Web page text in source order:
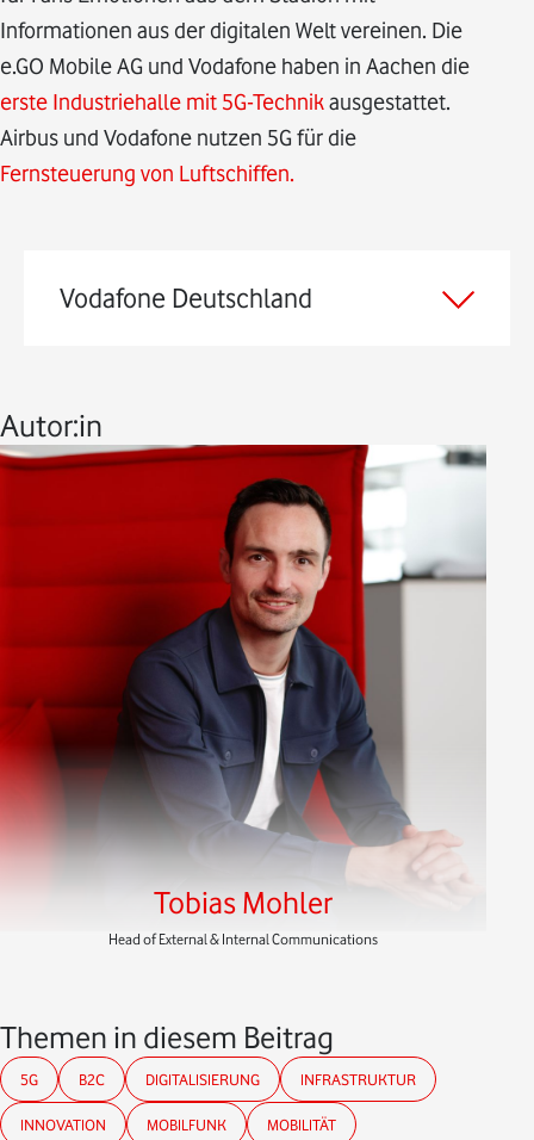
Informationen aus der digitalen Welt vereinen. Die
e.GO Mobile AG und Vodafone haben in Aachen die
erste Industriehalle mit 5G-Technikausgestattet.
Airbus und Vodafone nutzen 5G für die
Fernsteuerung von Luftschiffen.
Vodafone Deutschland
Autor:in
Tobias Mohler
Head of External & Internal Communications
Themen in diesem Beitrag
5G B2C DIGITALISIERUNG INFRASTRUKTUR
INNOVATION MOBILFUNK MOBILITÄT